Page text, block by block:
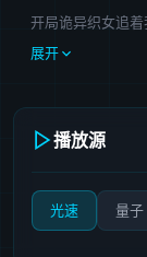
开局诡异织女追
展开
播放源
光速 量子